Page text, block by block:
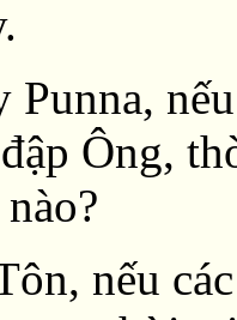
Punna,
Ông,
nếu